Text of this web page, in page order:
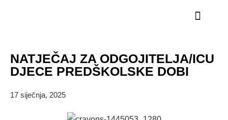
NATJEČAJ ZA ODGOJITELJA/ICU
DJECE PREDŠKOLSKE DOBI
17 siječnja, 2025